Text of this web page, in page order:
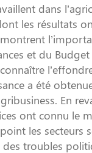
dans
les résultats
et du
a été
En
ont connu le
les
troubles